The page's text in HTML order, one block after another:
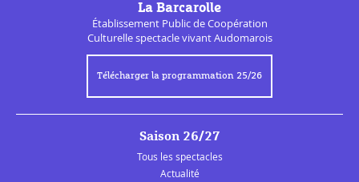
La Barcarolle
Établissement Public deCoopération
Culturellespectacle vivant Audomarois
Télécharger la programmation 25/26
Saison 26/27
Tous les spectacles
Actualité